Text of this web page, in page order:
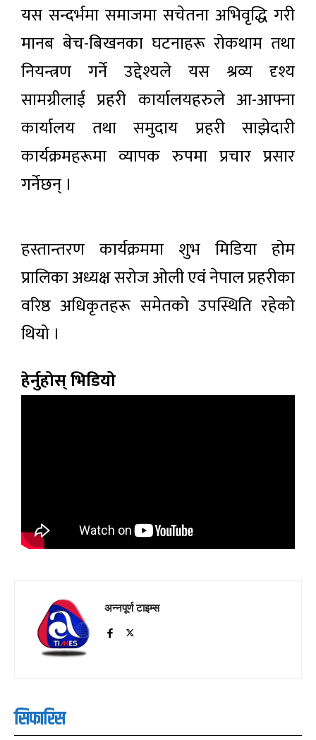
यस सन्दर्भमा समाजमा सचेतना अभिवृद्धि गरी
मानब बेच-बिखनका घटनाहरू रोकथाम तथा
नियन्त्रण गर्ने उद्देश्यले यस श्रव्य दृश्य
सामग्रीलाई प्रहरी कार्यालयहरुले आ-आफ्ना
कार्यालय तथा समुदाय प्रहरी साझेदारी
कार्यक्रमहरूमा व्यापक रुपमा प्रचार प्रसार
गर्नेछन् ।
हस्तान्तरण कार्यक्रममा शुभ मिडिया होम
प्रालिका अध्यक्ष सरोज ओली एवं नेपाल प्रहरीका
वरिष्ठ अधिकृतहरू समेतको उपस्थिति रहेको
थियो ।
हेर्नुहोस् भिडियो
अन्नपूर्ण टाइम्स
सिफारिस